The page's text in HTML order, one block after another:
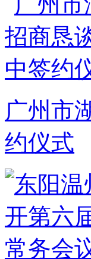
广州市
约仪式